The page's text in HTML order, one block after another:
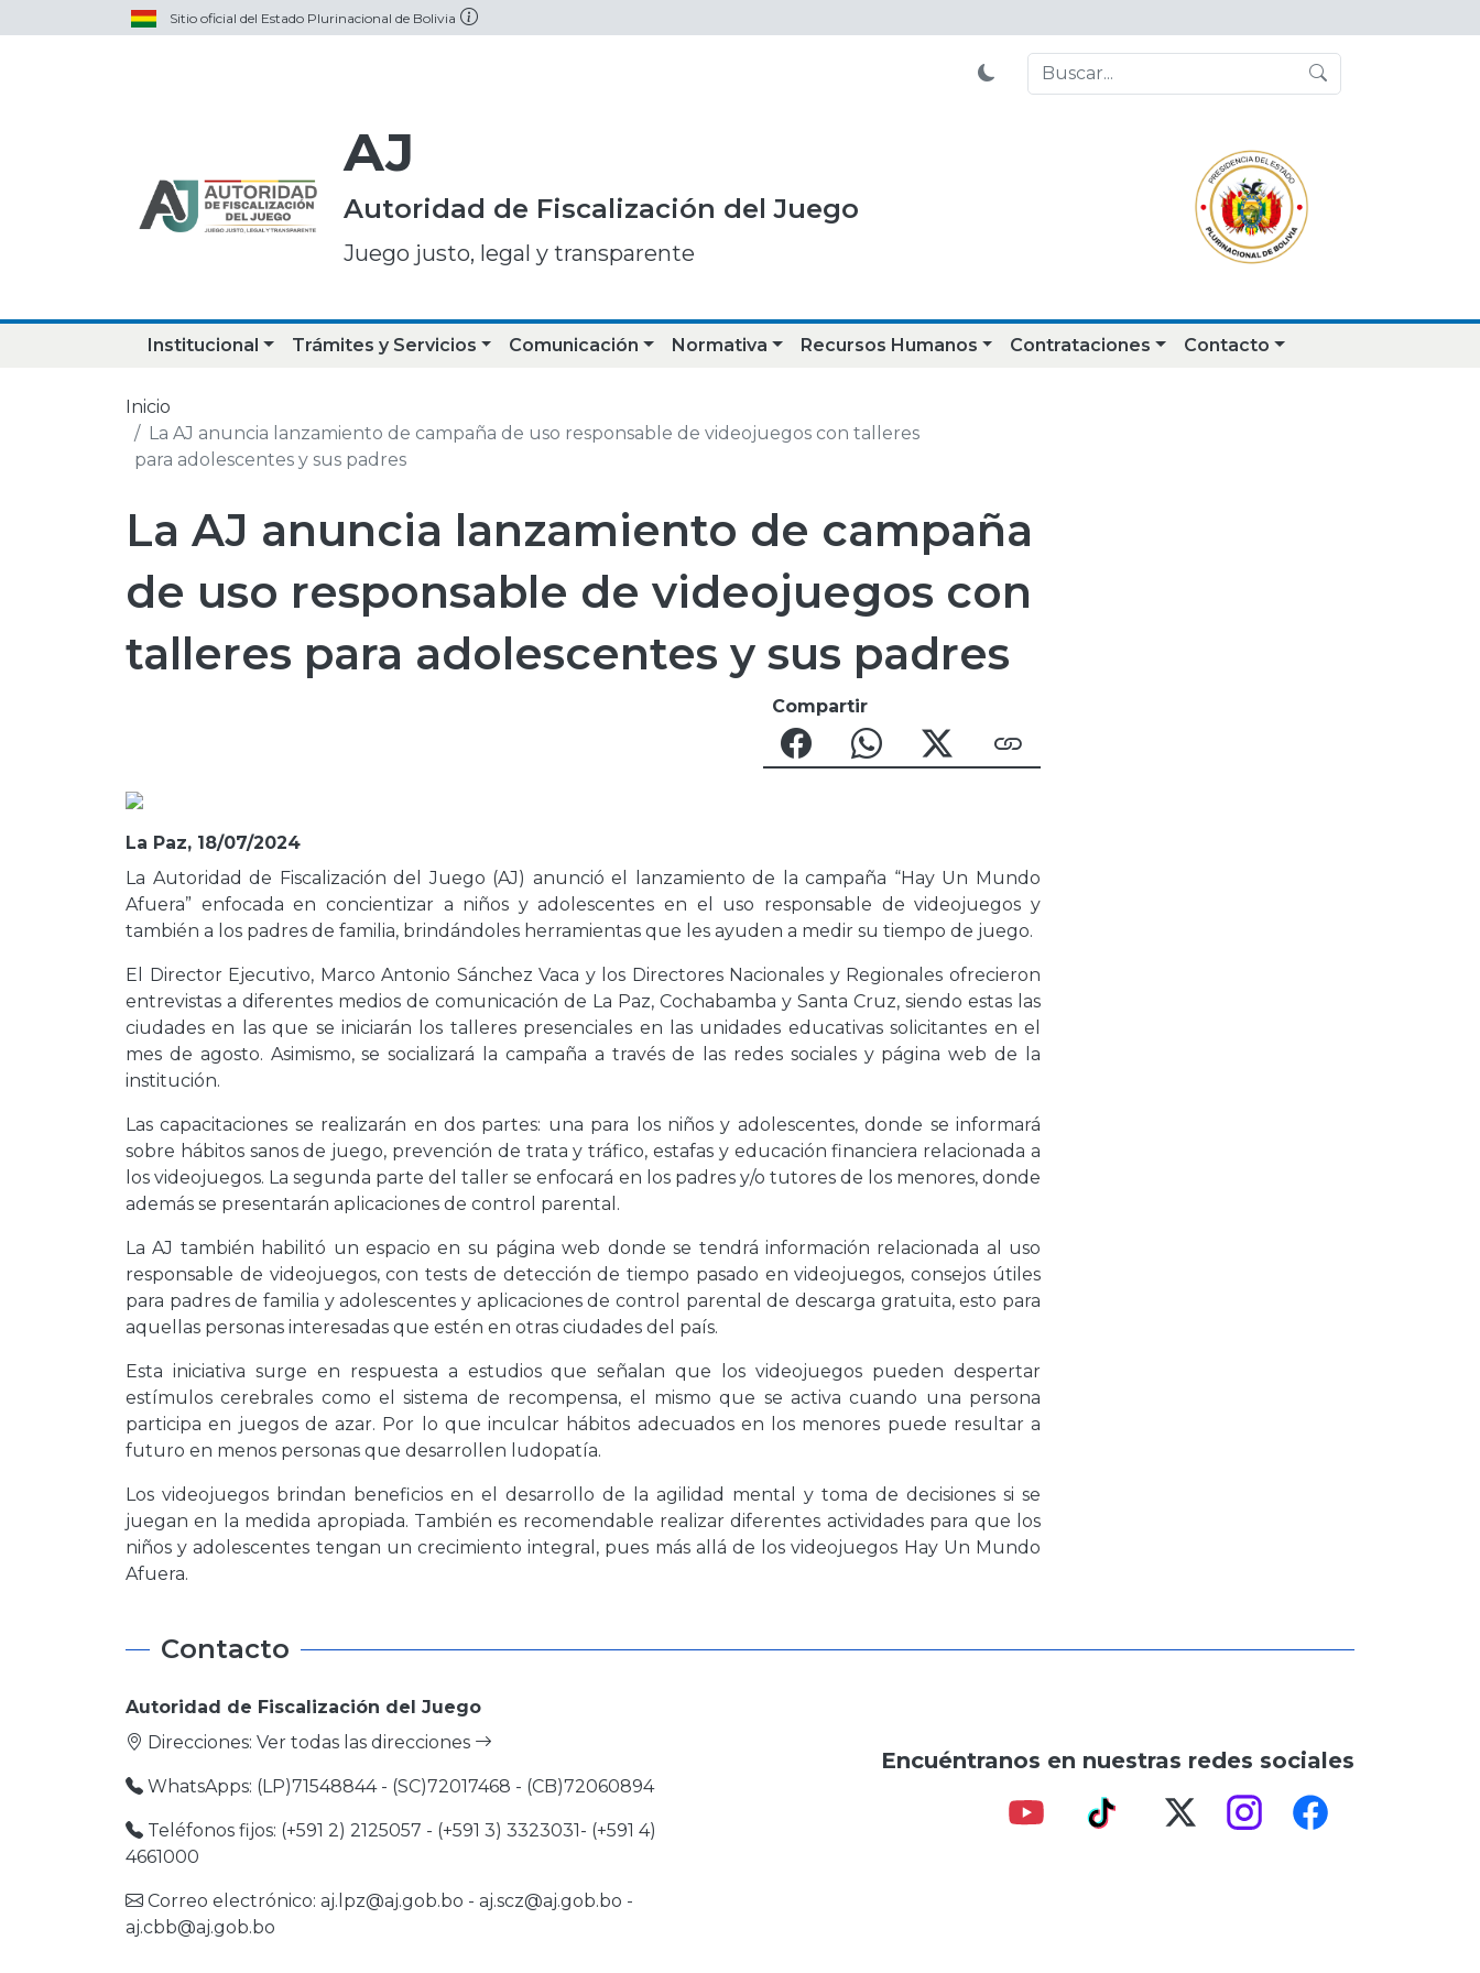
Sitio oficial del Estado Plurinacional de Bolivia
AJ
Autoridad de Fiscalización del Juego
Juego justo, legal y transparente
Institucional Trámites y Servicios Comunicación Normativa Recursos Humanos Contrataciones Contacto
Inicio
La AJ anuncia lanzamiento de campaña de uso responsable de videojuegos con talleres
para adolescentes y sus padres
La AJ anuncia lanzamiento de campaña
de uso responsable de videojuegos con
talleres para adolescentes y sus padres
Compartir
La Paz, 18/07/2024
La Autoridad de Fiscalización del Juego (AJ) anunció el lanzamiento de la campaña “Hay Un Mundo
Afuera” enfocada en concientizar a niños y adolescentes en el uso responsable de videojuegos y
también a los padres de familia, brindándoles herramientas que les ayuden a medir su tiempo de juego.
El Director Ejecutivo, Marco Antonio Sánchez Vaca y los Directores Nacionales y Regionales ofrecieron
entrevistas a diferentes medios de comunicación de La Paz, Cochabamba y Santa Cruz, siendo estas las
ciudades en las que se iniciarán los talleres presenciales en las unidades educativas solicitantes en el
mes de agosto. Asimismo, se socializará la campaña a través de las redes sociales y página web de la
institución.
Las capacitaciones se realizarán en dos partes: una para los niños y adolescentes, donde se informará
sobre hábitos sanos de juego, prevención de trata y tráfico, estafas y educación financiera relacionada a
los videojuegos. La segunda parte del taller se enfocará en los padres y/o tutores de los menores, donde
además se presentarán aplicaciones de control parental.
La AJ también habilitó un espacio en su página web donde se tendrá información relacionada al uso
responsable de videojuegos, con tests de detección de tiempo pasado en videojuegos, consejos útiles
para padres de familia y adolescentes y aplicaciones de control parental de descarga gratuita, esto para
aquellas personas interesadas que estén en otras ciudades del país.
Esta iniciativa surge en respuesta a estudios que señalan que los videojuegos pueden despertar
estímulos cerebrales como el sistema de recompensa, el mismo que se activa cuando una persona
participa en juegos de azar. Por lo que inculcar hábitos adecuados en los menores puede resultar a
futuro en menos personas que desarrollen ludopatía.
Los videojuegos brindan beneficios en el desarrollo de la agilidad mental y toma de decisiones si se
juegan en la medida apropiada. También es recomendable realizar diferentes actividades para que los
niños y adolescentes tengan un crecimiento integral, pues más allá de los videojuegos Hay Un Mundo
Afuera.
Contacto
Autoridad de Fiscalización del Juego
Direcciones: Ver todas las direcciones
WhatsApps: (LP)71548844 - (SC)72017468 - (CB)72060894
Teléfonos fijos: (+591 2) 2125057 - (+591 3) 3323031- (+591 4)
4661000
Correo electrónico: aj.lpz@aj.gob.bo - aj.scz@aj.gob.bo -
aj.cbb@aj.gob.bo
Encuéntranos en nuestras redes sociales